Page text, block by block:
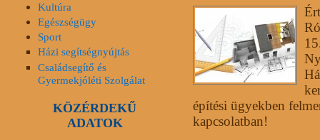
építési ügyekben
kapcsolatban!
Kultúra
Egészségügy
Sport
Házi segítségnyújtás
Családsegítő és
Gyermekjóléti Szolgálat
KÖZÉRDEKŰ
ADATOK